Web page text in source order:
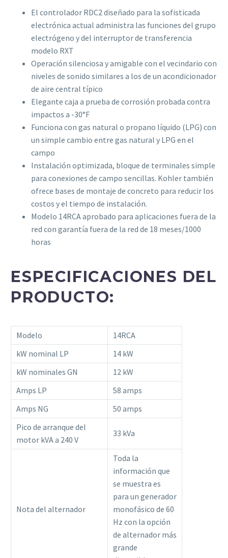
El controlador RDC2 diseñado para la sofisticada
electrónica actual administra las funciones del grupo
electrógeno y del interruptor de transferencia
modelo RXT
Operación silenciosa y amigable con el vecindario con
niveles de sonido similares a los de un acondicionador
de aire central típico
Elegante caja a prueba de corrosión probada contra
impactos a -30°F
Funciona con gas natural o propano líquido (LPG) con
un simple cambio entre gas natural y LPG en el
campo
Instalación optimizada, bloque de terminales simple
para conexiones de campo sencillas. Kohler también
ofrece bases de montaje de concreto para reducir los
costos y el tiempo de instalación.
Modelo 14RCA aprobado para aplicaciones fuera de la
red con garantía fuera de la red de 18 meses/1000
horas
ESPECIFICACIONES DEL
PRODUCTO:
Modelo
14RCA
kW nominal LP
14 kW
kW nominales GN
12 kW
Amps LP
58 amps
Amps NG
50 amps
Pico de arranque del
motor kVA a 240 V
33 kVa
Nota del alternador
Toda la
información que
se muestra es
para un generador
monofásico de 60
Hz con la opción
de alternador más
grande